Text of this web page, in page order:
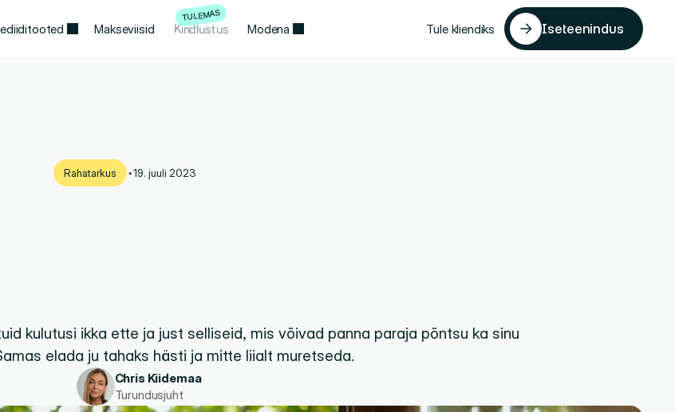
Makseviisid Kindlustus
TULEMAS
Modena Tule kliendiks
Iseteenindus
Rahatarkus •19. juuli 2023
kulutusi ikka ette ja just selliseid, mis võivad panna paraja põntsu ka sinu
elada ju tahaks hästi ja mitte liialt muretseda.
Chris Kiidemaa
Turundusjuht